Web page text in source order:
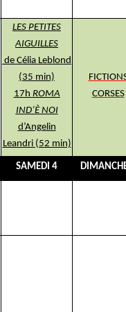
LES PETITES
AIGUILLES
de Célia Leblond
(35 min)
17h ROMA
IND’È NOI
d’Angelin
Leandri (52 min)
CORSES
SAMEDI 4